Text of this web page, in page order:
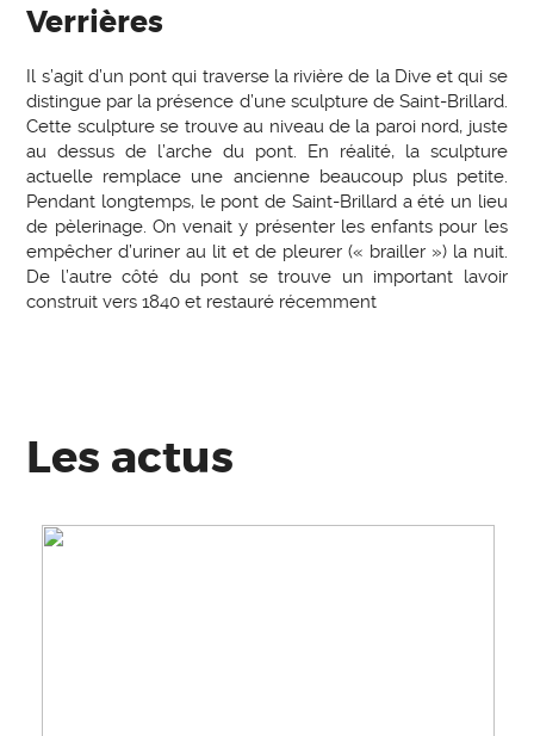
Verrières
Il s’agit d’un pont qui traverse la rivière de la Dive et qui se
distingue par la présence d’une sculpture de Saint-Brillard.
Cette sculpture se trouve au niveau de la paroi nord, juste
au dessus de l’arche du pont. En réalité, la sculpture
actuelle remplace une ancienne beaucoup plus petite.
Pendant longtemps, le pont de Saint-Brillard a été un lieu
de pèlerinage. On venait y présenter les enfants pour les
empêcher d’uriner au lit et de pleurer (« brailler ») la nuit.
De l’autre côté du pont se trouve un important lavoir
construit vers 1840 et restauré récemment
Les actus